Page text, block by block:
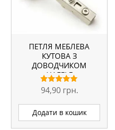
ПЕТЛЯ МЕБЛЕВА
КУТОВА З
ДОВОДЧИКОМ
HAFELE
Оцінено в
з 5
94,90 грн.
Додати в кошик